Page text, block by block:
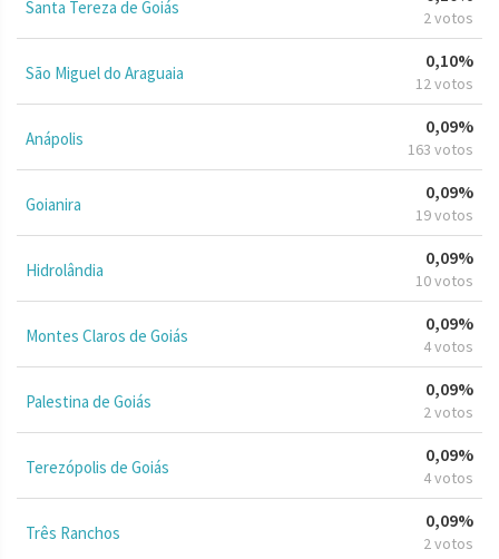
Santa Tereza de Goiás 2 votos
São Miguel do Araguaia
0,10%
12 votos
Anápolis
0,09%
163 votos
Goianira
0,09%
19 votos
Hidrolândia
0,09%
10 votos
Montes Claros de Goiás
0,09%
4 votos
Palestina de Goiás
0,09%
2 votos
Terezópolis de Goiás
0,09%
4 votos
Três Ranchos
0,09%
2 votos